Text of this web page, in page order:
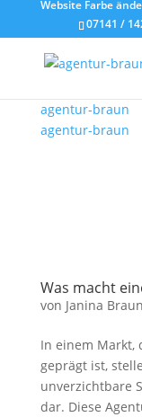
Website Farbe
07141 /
agentur-braun
agentur-braun
Was macht
von Janina Braun
In einem Markt,
geprägt ist,
unverzichtbare
dar. Diese